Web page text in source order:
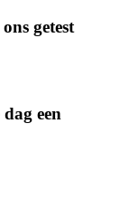
getest
een